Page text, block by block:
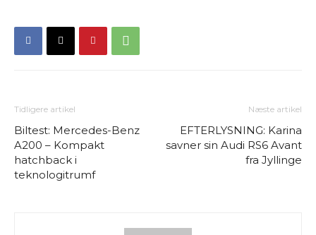
Tidligere artikel
Biltest: Mercedes-Benz
A200 – Kompakt
hatchback i
teknologitrumf
Næste artikel
EFTERLYSNING: Karina
savner sin Audi RS6 Avant
fra Jyllinge